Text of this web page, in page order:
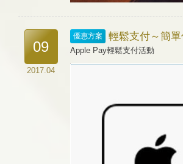
09
2017.04
優惠方案 輕鬆支付～簡單
Apple Pay輕鬆支付活動